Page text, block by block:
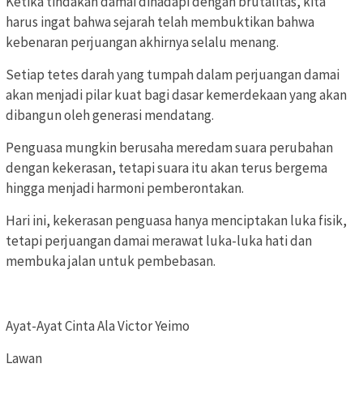
harus ingat bahwa sejarah telah membuktikan bahwa
kebenaran perjuangan akhirnya selalu menang.
Setiap tetes darah yang tumpah dalam perjuangan damai
akan menjadi pilar kuat bagi dasar kemerdekaan yang akan
dibangun oleh generasi mendatang.
Penguasa mungkin berusaha meredam suara perubahan
dengan kekerasan, tetapi suara itu akan terus bergema
hingga menjadi harmoni pemberontakan.
Hari ini, kekerasan penguasa hanya menciptakan luka fisik,
tetapi perjuangan damai merawat luka-luka hati dan
membuka jalan untuk pembebasan.
Ayat-Ayat Cinta Ala Victor Yeimo
Lawan